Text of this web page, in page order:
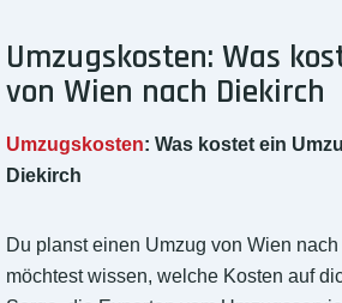
Umzugskosten: Was
von Wien nach Diekirch
Umzugskosten: Was kostet ein
Diekirch
Du planst einen Umzug von Wien
möchtest wissen, welche Kosten auf